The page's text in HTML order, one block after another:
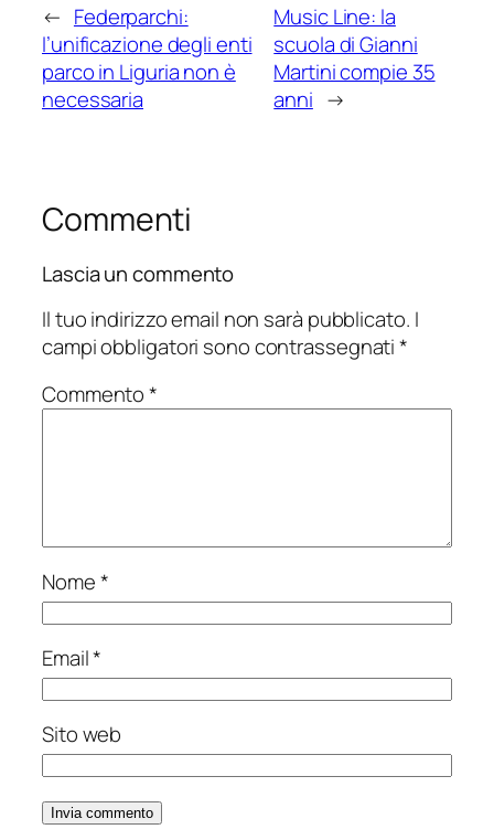
← Federparchi:
l’unificazione degli enti
parco in Liguria non è
necessaria
Music Line: la
scuola di Gianni
Martini compie 35
anni →
Commenti
Lascia un commento
Il tuo indirizzo email non sarà pubblicato. I
campi obbligatori sono contrassegnati*
Commento*
Nome*
Email*
Sito web